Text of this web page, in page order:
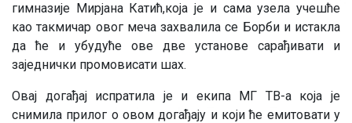
гимназије Мирјана Катић,која је и сама узела учешће
као такмичар овог меча захвалила се Борби и истакла
да ће и убудуће ове две установе сарађивати и
заједнички промовисати шах.
Овај догађај испратила је и екипа МГ ТВ-а која је
снимила прилог о овом догађају и који ће емитовати у